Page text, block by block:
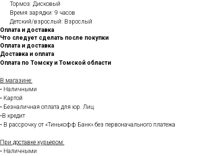
Тормоз: Дисковый
Время зарядки: 9 часов
Детский/взрослый: Взрослый
Оплата и доставка
Что следует сделать после покупки
Оплата и доставка
Доставка и оплата
Оплата по Томску и Томской области
В магазине:
• Наличными
• Картой
• Безналичная оплата для юр. Лиц
•В кредит
• В рассрочку от «Тинькофф Банк» без первоначального платежа
При доставке курьером:
• Наличными